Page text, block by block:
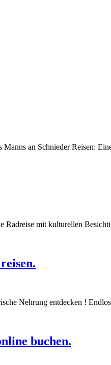
an Schnieder Reisen:
Radreise mit kulturellen
Nehrung entdecken !
buchen.